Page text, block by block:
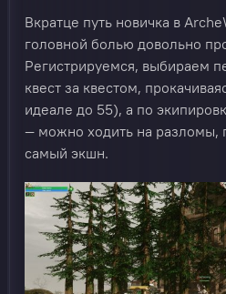
Вкратце путь новичка в
головной болью довольно
Регистрируемся, выбираем
квест за квестом,
идеале до 55), а по
— можно ходить на разломы,
самый экшн.